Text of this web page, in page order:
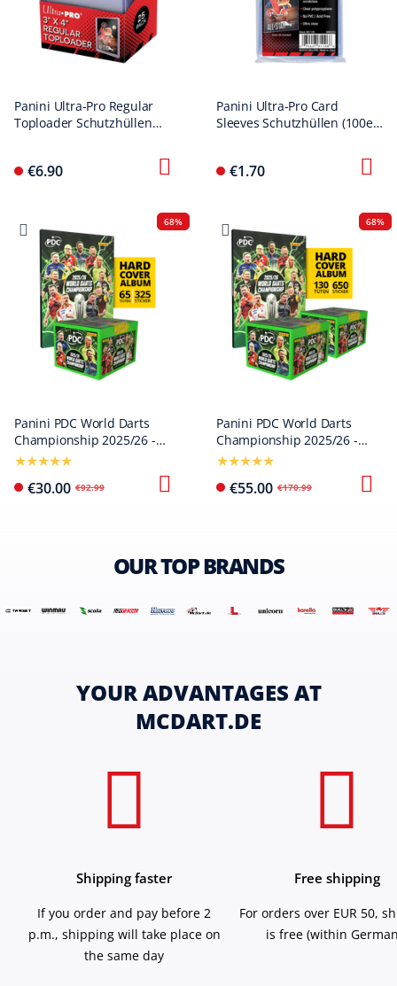
Panini Ultra-Pro Regular
Toploader Schutzhüllen
€6.90
Panini Ultra-Pro Card
Sleeves Schutzhüllen (100er
€1.70
68%
Panini PDC World Darts
Championship 2025/26 -
Hardcover Bundle with a
€30.00 €92.99
68%
Panini PDC World Darts
Championship 2025/26 -
Hardcover Mega Bundle
€55.00 €170.99
OUR TOP BRANDS
YOUR ADVANTAGES AT
MCDART.DE
Shipping faster
If you order and pay before 2
p.m., shipping will take place on
the same day
Free shipping
For orders over EUR 50,
is free (within